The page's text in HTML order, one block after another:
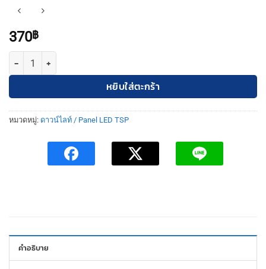
370฿
จำนวน TSP โคมดาวน์ไลท์ติดลอย 30W พร้อมหลอด สีขาว/ดำ ชิ้น
หยิบใส่ตะกร้า
หมวดหมู่: ดาวน์ไลท์ / Panel LED TSP
คำอธิบาย